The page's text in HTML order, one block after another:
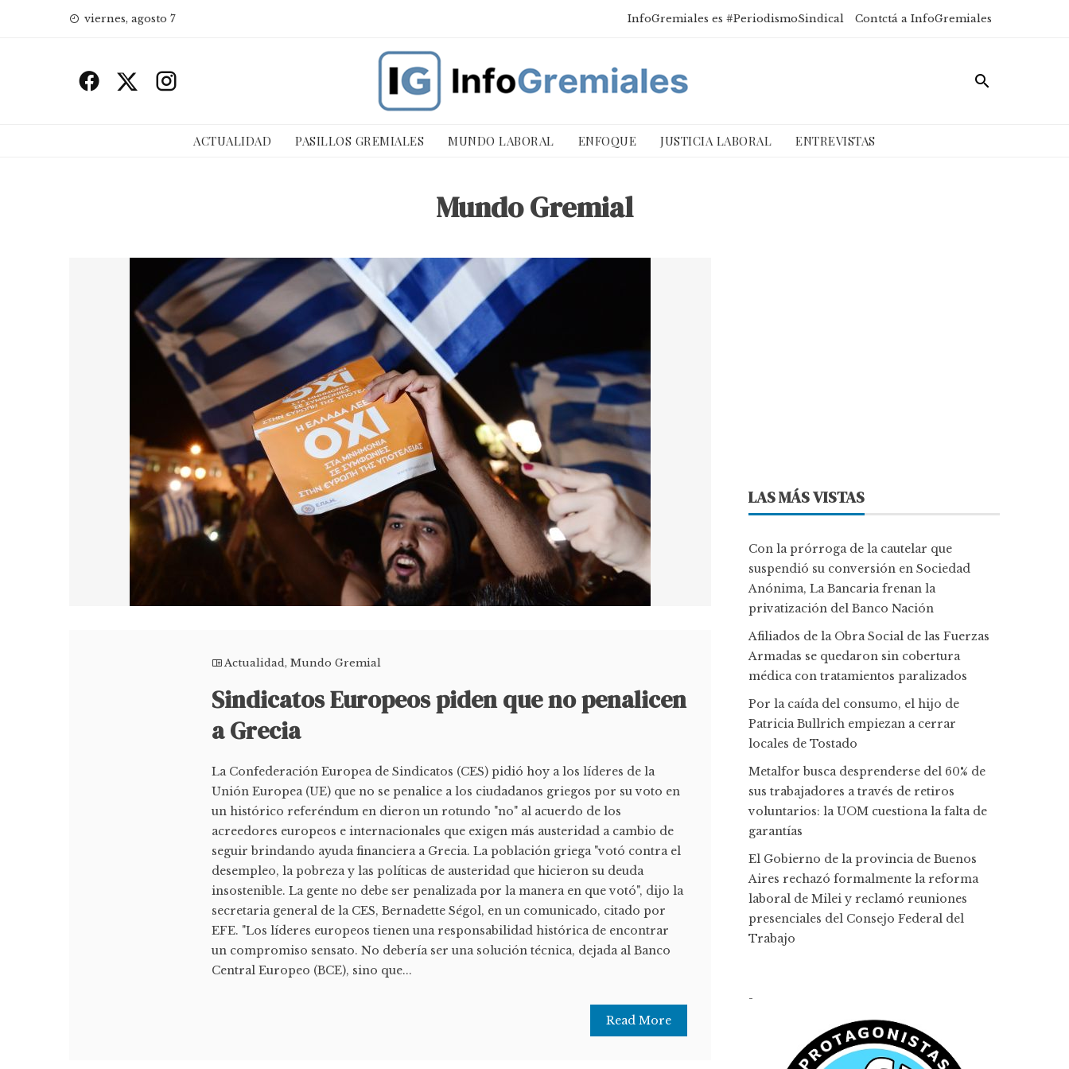
viernes, agosto 7 InfoGremiales es #PeriodismoSindical Contctá a InfoGremiales
ACTUALIDAD PASILLOS GREMIALES MUNDO LABORAL ENFOQUE JUSTICIA LABORAL ENTREVISTAS
Mundo Gremial
Actualidad,Mundo Gremial
Sindicatos Europeos piden que no penalicen
a Grecia
La Confederación Europea de Sindicatos (CES) pidió hoy a los líderes de la
Unión Europea (UE) que no se penalice a los ciudadanos griegos por su voto en
un histórico referéndum en dieron un rotundo "no" al acuerdo de los
acreedores europeos e internacionales que exigen más austeridad a cambio de
seguir brindando ayuda financiera a Grecia. La población griega "votó contra el
desempleo, la pobreza y las políticas de austeridad que hicieron su deuda
insostenible. La gente no debe ser penalizada por la manera en que votó", dijo la
secretaria general de la CES, Bernadette Ségol, en un comunicado, citado por
EFE. "Los líderes europeos tienen una responsabilidad histórica de encontrar
un compromiso sensato. No debería ser una solución técnica, dejada al Banco
Central Europeo (BCE), sino que...
Read More
LAS MÁS VISTAS
Con la prórroga de la cautelar que
suspendió su conversión en Sociedad
Anónima, La Bancaria frenan la
privatización del Banco Nación
Afiliados de la Obra Social de las Fuerzas
Armadas se quedaron sin cobertura
médica con tratamientos paralizados
Por la caída del consumo, el hijo de
Patricia Bullrich empiezan a cerrar
locales de Tostado
Metalfor busca desprenderse del 60% de
sus trabajadores a través de retiros
voluntarios: la UOM cuestiona la falta de
garantías
El Gobierno de la provincia de Buenos
Aires rechazó formalmente la reforma
laboral de Milei y reclamó reuniones
presenciales del Consejo Federal del
Trabajo
-